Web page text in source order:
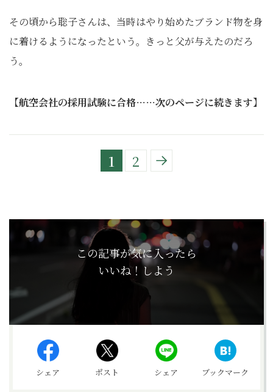
その頃から聡子さんは、当時はやり始めたブランド物を身
に着けるようになったという。きっと父が与えたのだろ
う。
【航空会社の採用試験に合格……次のページに続きます】
1 2
この記事が気に入ったら
いいね！しよう
シェア ポスト シェア ブックマーク